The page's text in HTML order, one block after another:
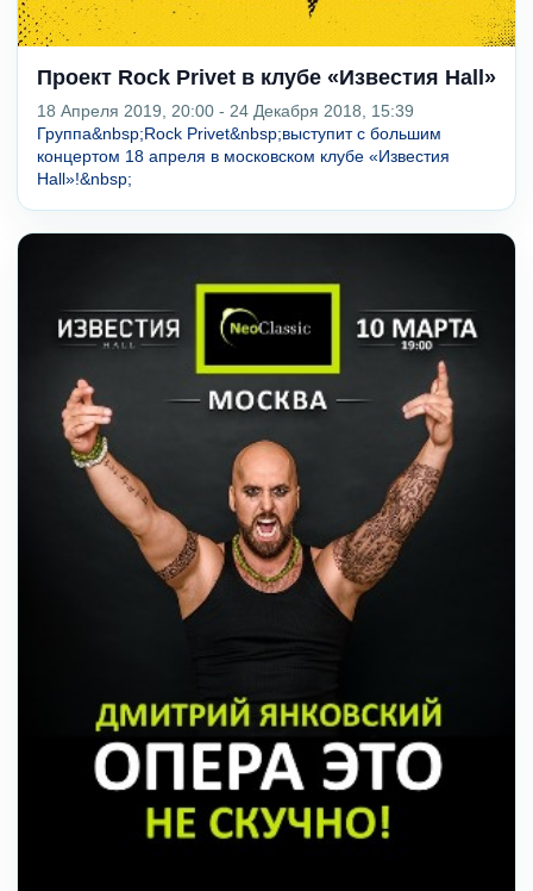
Проект Rock Privet в клубе «Известия Hall»
18 Апреля 2019, 20:00 - 24 Декабря 2018, 15:39
Группа&nbsp;Rock Privet&nbsp;выступит с большим
концертом 18 апреля в московском клубе «Известия
Hall»!&nbsp;